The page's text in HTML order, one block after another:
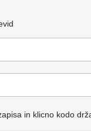
in klicno kodo